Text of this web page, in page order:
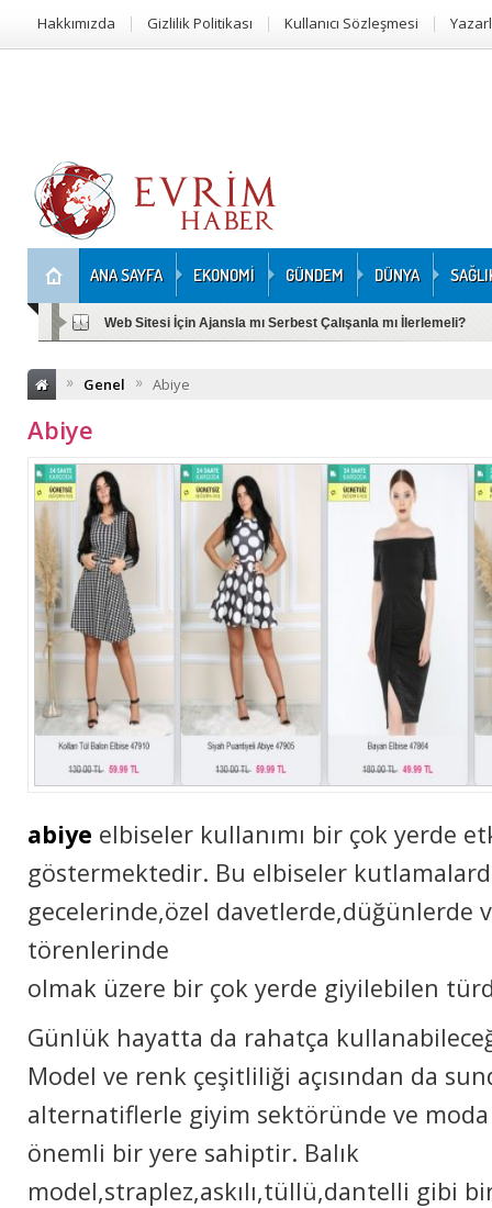
Hakkımızda Gizlilik Politikası Kullanıcı Sözleşmesi
ANA SAYFA EKONOMİ GÜNDEM DÜNYA
Web Sitesi İçin Ajansla mı Serbest Çalışanla mı İlerlemeli?
» Genel » Abiye
Abiye
abiye elbiseler kullanımı bir çok yerde
göstermektedir. Bu elbiseler
gecelerinde,özel davetlerde,düğünlerde
törenlerinde
olmak üzere bir çok yerde giyilebilen
Günlük hayatta da rahatça
Model ve renk çeşitliliği açısından da
alternatiflerle giyim sektöründe ve moda
önemli bir yere sahiptir. Balık
model,straplez,askılı,tüllü,dantelli gibi